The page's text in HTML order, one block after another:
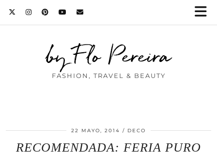
by Flo Pereira
FASHION, TRAVEL & BEAUTY
22 MAYO, 2014 DECO
RECOMENDADA: FERIA PURO